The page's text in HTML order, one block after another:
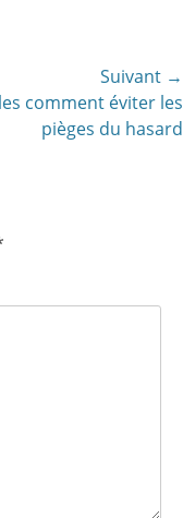
Suivant →
comment éviter les
pièges du hasard